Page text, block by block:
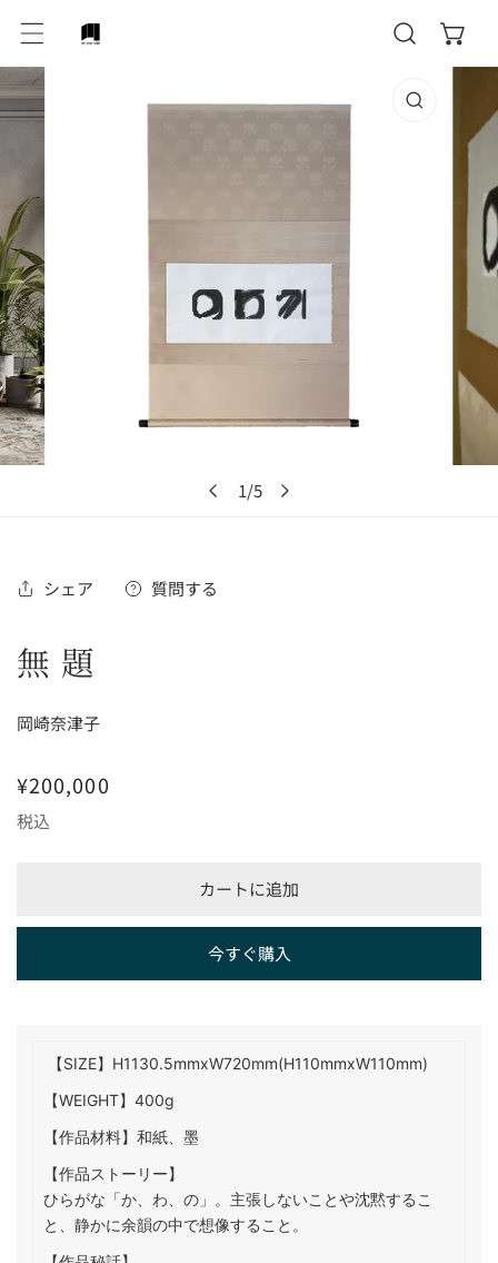
ンツにスキップ
情報にスキップ
1/5
ギャラリービューでメディアを開く
シェア 質問する
無題
岡崎奈津子
通
常
¥200,000
税込
カートに追加
今すぐ購入
【SIZE】H1130.5mmxW720mm(H110mmxW110mm)
【WEIGHT】400g
【作品材料】和紙、墨
【作品ストーリー】
ひらがな「か、わ、の」。主張しないことや沈黙するこ
と、静かに余韻の中で想像すること。